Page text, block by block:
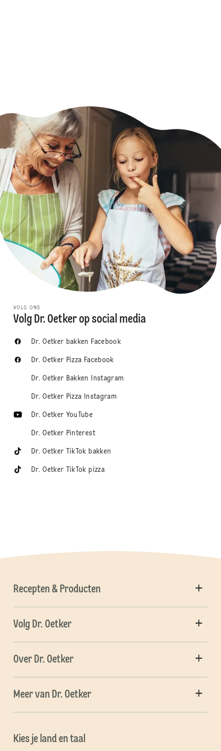
VOLG ONS
Volg Dr. Oetker op social media
Dr. Oetker bakken Facebook
Dr. Oetker Pizza Facebook
Dr. Oetker Bakken Instagram
Dr. Oetker Pizza Instagram
Dr. Oetker YouTube
Dr. Oetker Pinterest
Dr. Oetker TikTok bakken
Dr. Oetker TikTok pizza
Recepten & Producten
Volg Dr. Oetker
Over Dr. Oetker
Meer van Dr. Oetker
Kies je land en taal